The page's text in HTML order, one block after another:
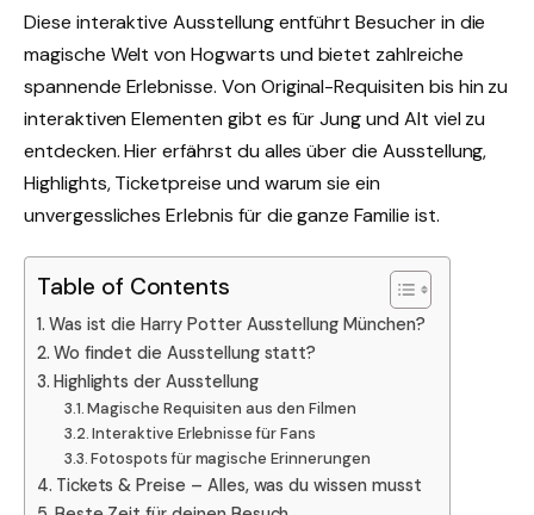
Diese interaktive Ausstellung entführt Besucher in die
magische Welt von Hogwarts und bietet zahlreiche
spannende Erlebnisse. Von Original-Requisiten bis hin zu
interaktiven Elementen gibt es für Jung und Alt viel zu
entdecken. Hier erfährst du alles über die Ausstellung,
Highlights, Ticketpreise und warum sie ein
unvergessliches Erlebnis für die ganze Familie ist.
Table of Contents
Was ist die Harry Potter Ausstellung München?
Wo findet die Ausstellung statt?
Highlights der Ausstellung
Magische Requisiten aus den Filmen
Interaktive Erlebnisse für Fans
Fotospots für magische Erinnerungen
Tickets & Preise – Alles, was du wissen musst